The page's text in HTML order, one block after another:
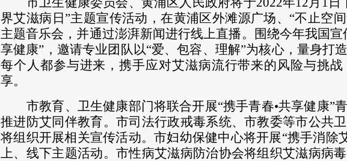
界艾滋病日”主题宣传活动，在黄浦区外滩源广场、 “不止空间
主题音乐会 ，并通过澎湃新闻进行线上直播。围绕今年我国宣
享健康” ，邀请专业团队 以“爱、包容、理解”为核心， 量身打
每个人都参与进来，携手应对艾滋病流行带来的风险与挑
享。
市教育、卫生健康部门将联合开展“携手青春•共享健康”
推进防艾同伴教育。市司法行政戒毒系统、市教委等市公共
将组织开展相关宣传活动。市妇幼保健中心将开展“携手消除
上、线下主题活动。市性病艾滋病防治协会将组织艾滋病病